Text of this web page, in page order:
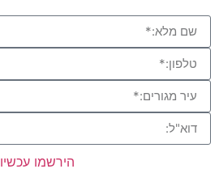
הירשמו עכשיו